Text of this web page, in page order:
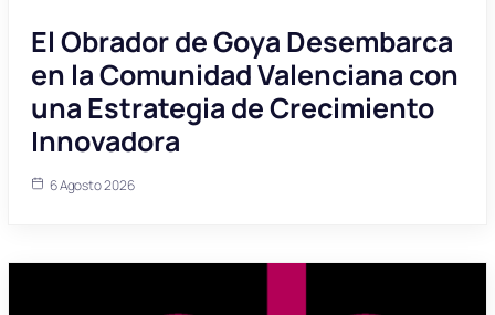
El Obrador de Goya Desembarca
en la Comunidad Valenciana con
una Estrategia de Crecimiento
Innovadora
6 Agosto 2026